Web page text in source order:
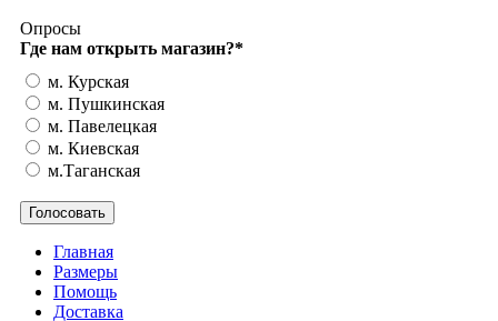
Опросы
Где нам открыть магазин?*
м. Курская
м. Пушкинская
м. Павелецкая
м. Киевская
м.Таганская
Главная
Размеры
Помощь
Доставка